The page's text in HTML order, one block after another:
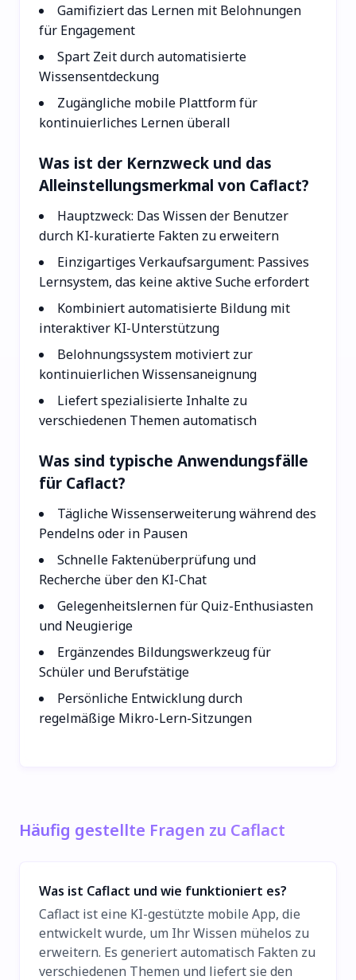
Gamifiziert das Lernen mit Belohnungen
für Engagement
Spart Zeit durch automatisierte
Wissensentdeckung
Zugängliche mobile Plattform für
kontinuierliches Lernen überall
Was ist der Kernzweck und das
Alleinstellungsmerkmal von Caflact?
Hauptzweck: Das Wissen der Benutzer
durch KI-kuratierte Fakten zu erweitern
Einzigartiges Verkaufsargument: Passives
Lernsystem, das keine aktive Suche erfordert
Kombiniert automatisierte Bildung mit
interaktiver KI-Unterstützung
Belohnungssystem motiviert zur
kontinuierlichen Wissensaneignung
Liefert spezialisierte Inhalte zu
verschiedenen Themen automatisch
Was sind typische Anwendungsfälle
für Caflact?
Tägliche Wissenserweiterung während des
Pendelns oder in Pausen
Schnelle Faktenüberprüfung und
Recherche über den KI-Chat
Gelegenheitslernen für Quiz-Enthusiasten
und Neugierige
Ergänzendes Bildungswerkzeug für
Schüler und Berufstätige
Persönliche Entwicklung durch
regelmäßige Mikro-Lern-Sitzungen
Häufig gestellte Fragen zu Caflact
Was ist Caflact und wie funktioniert es?
Caflact ist eine KI-gestützte mobile App, die
entwickelt wurde, um Ihr Wissen mühelos zu
erweitern. Es generiert automatisch Fakten zu
verschiedenen Themen und liefert sie den